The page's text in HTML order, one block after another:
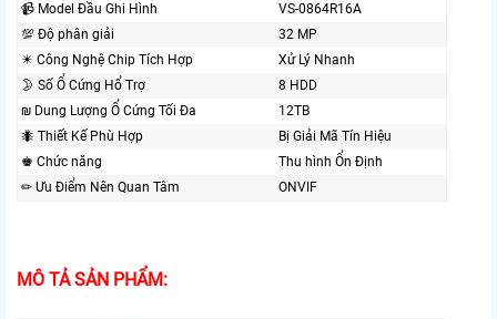
📹 Model Đầu Ghi Hình
VS-0864R16A
💯 Độ phân giải
32 MP
✴️ Công Nghệ Chip Tích Hợp
Xử Lý Nhanh
🌛 Số Ổ Cứng Hổ Trợ
8 HDD
₪ Dung Lượng Ổ Cứng Tối Đa
12TB
🐜 Thiết Kế Phù Hợp
Bị Giải Mã Tín Hiệu
♚ Chức năng
Thu hình Ổn Định
✏ Ưu Điểm Nên Quan Tâm
ONVIF
MÔ TẢ SẢN PHẨM: